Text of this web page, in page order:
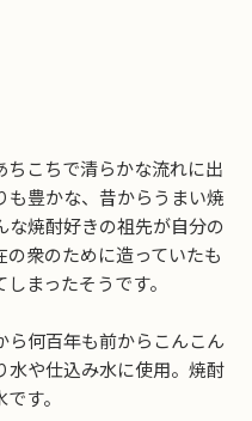
こちで清らかな流れに出
も豊かな、昔からうまい焼
焼酎好きの祖先が自分の
衆のために造っていたも
まったそうです。
ら何百年も前からこんこん
水や仕込み水に使用。焼酎
す。